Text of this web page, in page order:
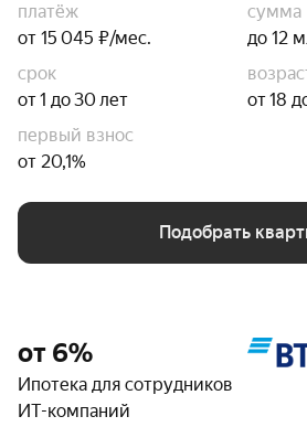
платёж
от 15 045 ₽/мес.
сумма
до 12
срок
от 1 до 30 лет
от 18
первый взнос
от 20,1%
Подобрать
от 6%
Ипотека для сотрудников
ИТ-компаний